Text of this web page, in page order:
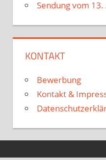
Sendung vom
KONTAKT
Bewerbung
Kontakt &